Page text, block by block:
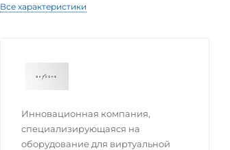
Все характеристики
Инновационная компания,
специализирующаяся на
оборудование для виртуальной